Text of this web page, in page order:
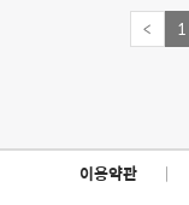
< 1
이용약관 |